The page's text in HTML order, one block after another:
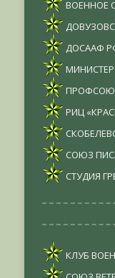
ВОЕННОЕ
ДОСААФ
РИЦ
СОЮЗ
СТУДИЯ
КЛУБ